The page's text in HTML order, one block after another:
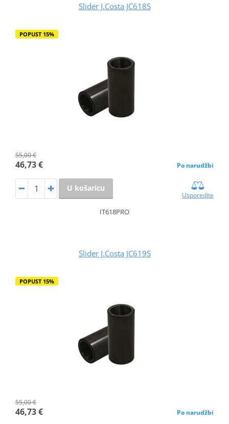
Slider J.Costa JC618S
POPUST 15%
55,00 €
46,73 € Po narudžbi
U košaricu
Usporedite
IT618PRO
Slider J.Costa JC619S
POPUST 15%
55,00 €
46,73 € Po narudžbi